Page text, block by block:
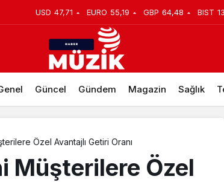
USD 47,71 EURO 55,19 GBP 64,48 BIST
Güncel Gündem Magazin Sağlık
Özel Avantajlı Getiri Oranı
Müşterilere Özel
yeni altyapı yatırımı